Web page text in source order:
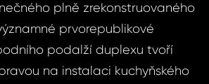
plně zrekonstruovaného
prvorepublikové
podalží duplexu tvoří
na instalaci kuchyňského